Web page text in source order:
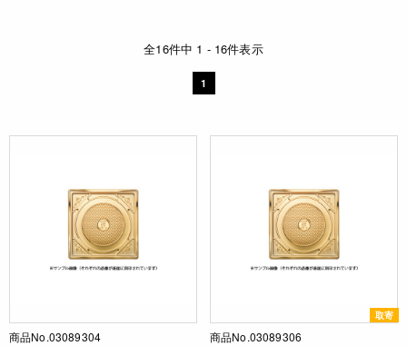
全16件中 1 - 16件表示
1
商品No.03089304
取寄
商品No.03089306